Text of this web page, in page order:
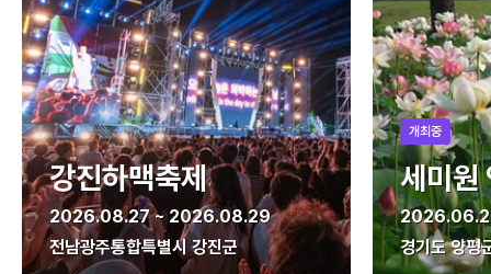
강진하맥축제
2026.08.27 ~ 2026.08.29
전남광주통합특별시 강진군
개최중
세미원
경기도 양평